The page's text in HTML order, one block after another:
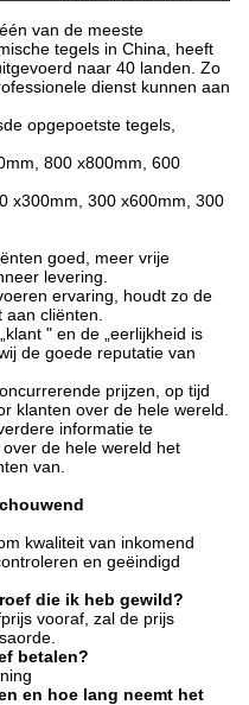
van de meeste
tegels in China, heeft
naar 40 landen. Zo
dienst kunnen aan
opgepoetste tegels,
800 x800mm, 600
x300mm, 300 x600mm, 300
goed, meer vrije
levering.
ervaring, houdt zo de
cliënten.
" en de „eerlijkheid is
de goede reputatie van
prijzen, op tijd
klanten over de hele wereld.
informatie te
de hele wereld het
van.
kwaliteit van inkomend
en geëindigd
die ik heb gewild?
vooraf, zal de prijs
betalen?
en hoe lang neemt het